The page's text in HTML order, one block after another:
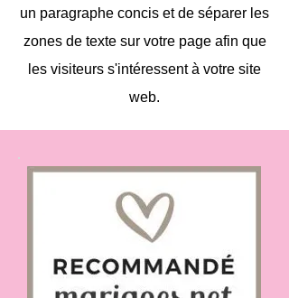
un paragraphe concis et de séparer les
zones de texte sur votre page afin que
les visiteurs s'intéressent à votre site
web.